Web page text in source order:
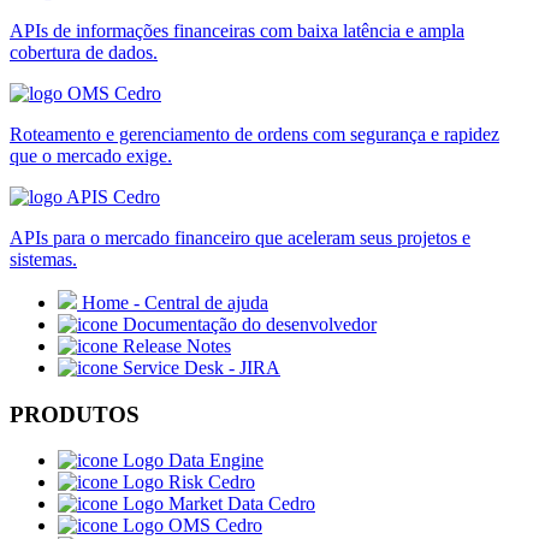
APIs de informações financeiras com baixa latência e ampla
cobertura de dados.
Roteamento e gerenciamento de ordens com segurança e rapidez
que o mercado exige.
APIs para o mercado financeiro que aceleram seus projetos e
sistemas.
Home - Central de ajuda
Documentação do desenvolvedor
Release Notes
Service Desk - JIRA
PRODUTOS
Data Engine
Risk Cedro
Market Data Cedro
OMS Cedro